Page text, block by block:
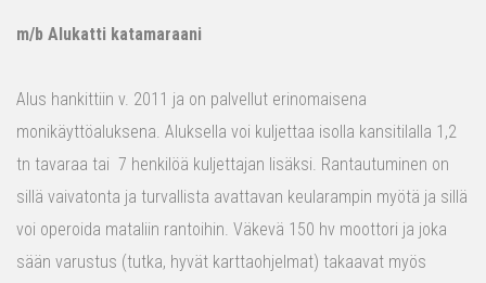
m/b Alukatti katamaraani
Alus hankittiin v. 2011 ja on palvellut erinomaisena
monikäyttöaluksena. Aluksella voi kuljettaa isolla kansitilalla 1,2
tn tavaraa tai 7 henkilöä kuljettajan lisäksi. Rantautuminen on
sillä vaivatonta ja turvallista avattavan keularampin myötä ja sillä
voi operoida mataliin rantoihin. Väkevä 150 hv moottori ja joka
sään varustus (tutka, hyvät karttaohjelmat) takaavat myös